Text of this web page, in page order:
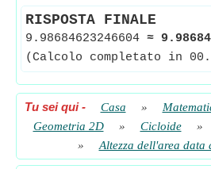
RISPOSTA FINALE
9.98684623246604 ≈
(Calcolo completato in
Tu sei qui- Casa »
Geometria 2D
» Cicloide »
»
Altezza dell'area data